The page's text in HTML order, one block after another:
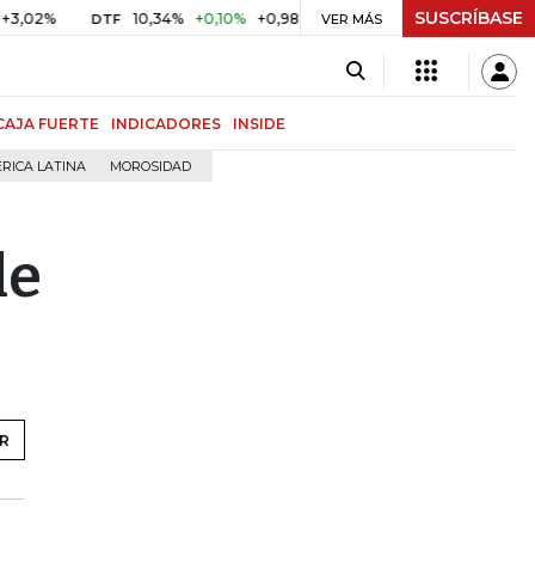
DTF 10,34% +0,10% +0,98% UVR $ 416,91 +$ 0,05 +0,01%
VER MÁS SUSCRÍBASE
FUERTE INDICADORES INSIDE
LATINA MOROSIDAD